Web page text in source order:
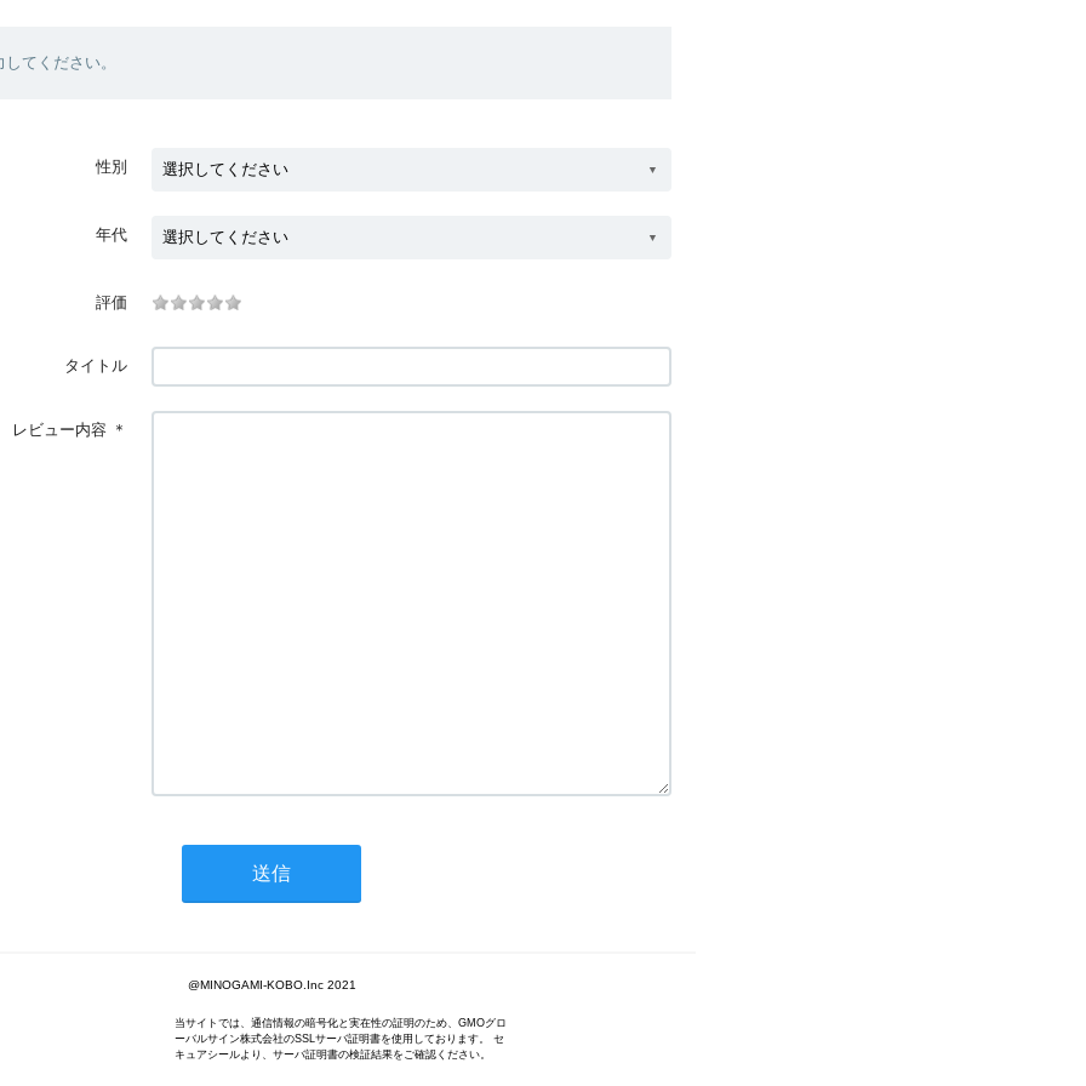
てください。
性別
年代
評価
タイトル
レビュー内容 ＊
@MINOGAMI-KOBO.Inc 2021
当サイトでは、通信情報の暗号化と実在性の証明のため、GMOグロ
ーバルサイン株式会社のSSLサーバ証明書を使用しております。 セ
キュアシールより、サーバ証明書の検証結果をご確認ください。